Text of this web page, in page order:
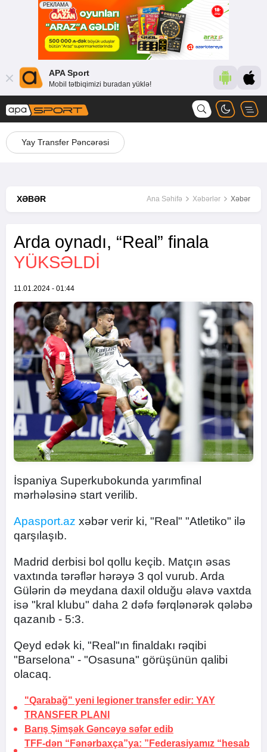
APA Sport
Mobil tətbiqimizi buradan yüklə!
Yay Transfer Pəncərəsi
XƏBƏR Ana Səhifə Xəbərlər Xəbər
Arda oynadı, “Real” finala
YÜKSƏLDI
11.01.2024 - 01:44
İspaniya Superkubokunda yarımfinal
mərhələsinə start verilib.
Apasport.az xəbər verir ki, "Real" "Atletiko" ilə
qarşılaşıb.
Madrid derbisi bol qollu keçib. Matçın əsas
vaxtında tərəflər hərəyə 3 qol vurub. Arda
Gülərin də meydana daxil olduğu əlavə vaxtda
isə "kral klubu" daha 2 dəfə fərqlənərək qələbə
qazanıb - 5:3.
Qeyd edək ki, "Real"ın finaldakı rəqibi
"Barselona" - "Osasuna" görüşünün qalibi
olacaq.
"Qarabağ" yeni legioner transfer edir: YAY
TRANSFER PLANI
Barış Şimşək Gəncəyə səfər edib
TFF-dən “Fənərbaxça”ya: ”Federasiyamız “hesab